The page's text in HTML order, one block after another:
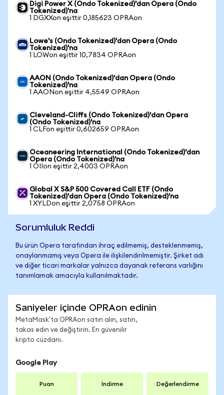
Digi Power X (Ondo Tokenized)'dan Opera (Ondo
Tokenized)'na
1 DGXXon eşittir 0,185623 OPRAon
Lowe's (Ondo Tokenized)'dan Opera (Ondo
Tokenized)'na
1 LOWon eşittir 10,7834 OPRAon
AAON (Ondo Tokenized)'dan Opera (Ondo
Tokenized)'na
1 AAONon eşittir 4,5549 OPRAon
Cleveland-Cliffs (Ondo Tokenized)'dan Opera
(Ondo Tokenized)'na
1 CLFon eşittir 0,602659 OPRAon
Oceaneering International (Ondo Tokenized)'dan
Opera (Ondo Tokenized)'na
1 OIIon eşittir 2,4003 OPRAon
Global X S&P 500 Covered Call ETF (Ondo
Tokenized)'dan Opera (Ondo Tokenized)'na
1 XYLDon eşittir 2,0758 OPRAon
Sorumluluk Reddi
Bu ürün Opera tarafından ihraç edilmemiş, desteklenmemiş,
onaylanmamış veya Opera ile ilişkilendirilmemiştir. Şirket adı
ve diğer ticari markalar yalnızca dayanak referans varlığını
tanımlamak amacıyla kullanılmaktadır.
Saniyeler içinde OPRAon edinin
MetaMask'ta OPRAon satın alın, satın,
takas edin ve değiştirin. En güvenilir
kripto cüzdanı.
Google Play
Puan İndirme Değerlendirme